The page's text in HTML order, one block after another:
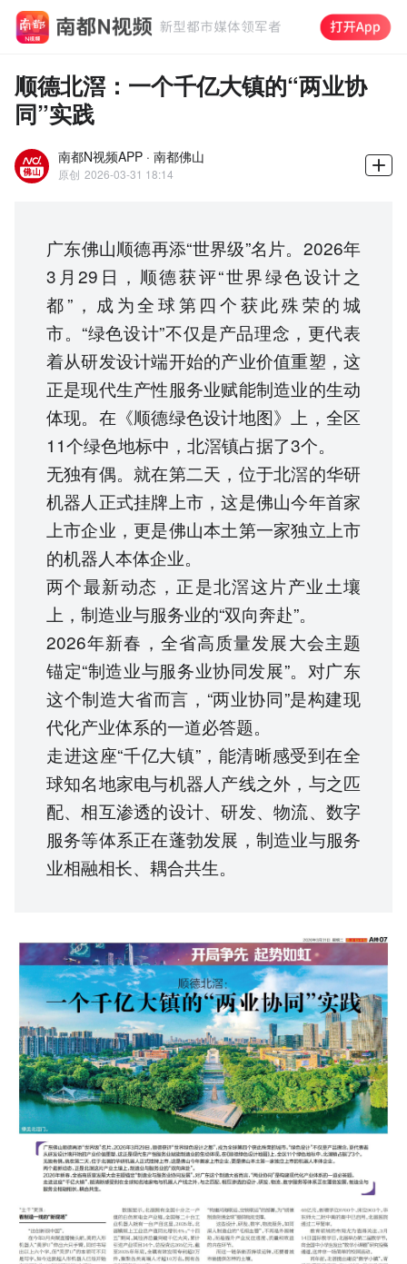
顺德北滘：一个千亿大镇的“两业协
同”实践
南都N视频APP · 南都佛山
原创 2026-03-31 18:14
广东佛山顺德再添“世界级”名片。2026年
3月29日，顺德获评“世界绿色设计之
都”，成为全球第四个获此殊荣的城
市。“绿色设计”不仅是产品理念，更代表
着从研发设计端开始的产业价值重塑，这
正是现代生产性服务业赋能制造业的生动
体现。在《顺德绿色设计地图》上，全区
11个绿色地标中，北滘镇占据了3个。
无独有偶。就在第二天，位于北滘的华研
机器人正式挂牌上市，这是佛山今年首家
上市企业，更是佛山本土第一家独立上市
的机器人本体企业。
两个最新动态，正是北滘这片产业土壤
上，制造业与服务业的“双向奔赴”。
2026年新春，全省高质量发展大会主题
锚定“制造业与服务业协同发展”。对广东
这个制造大省而言，“两业协同”是构建现
代化产业体系的一道必答题。
走进这座“千亿大镇”，能清晰感受到在全
球知名地家电与机器人产线之外，与之匹
配、相互渗透的设计、研发、物流、数字
服务等体系正在蓬勃发展，制造业与服务
业相融相长、耦合共生。